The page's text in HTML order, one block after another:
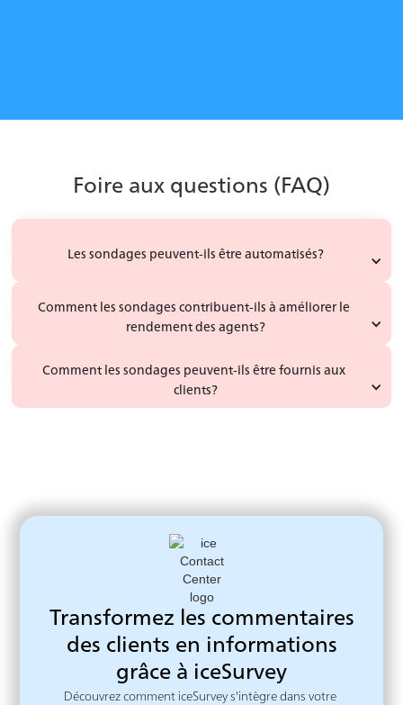
Foire aux questions (FAQ)
Les sondages peuvent-ils être automatisés?
Comment les sondages contribuent-ils à améliorer le
rendement des agents?
Comment les sondages peuvent-ils être fournis aux
clients?
Transformez les commentaires
des clients en informations
grâce à iceSurvey
Découvrez comment iceSurvey s'intègre dans votre